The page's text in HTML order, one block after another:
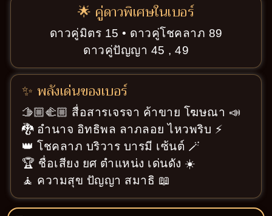
🌟 คู่ดาวพิเศษในเบอร์
ดาวคู่มิตร 15 • ดาวคู่โชคลาภ 89
ดาวคู่ปัญญา 45 , 49
✨ พลังเด่นของเบอร์
🫱🏼‍🫲🏼 สื่อสารเจรจา ค้าขาย โฆษณา 📣
🐉 อำนาจ อิทธิพล ลาภลอย ไหวพริบ ⚡
👑 โชคลาภ บริวาร บารมี เซ้นต์ 🪄
🏆 ชื่อเสียง ยศ ตำแหน่ง เด่นดัง ☀️
🧘 ความสุข ปัญญา สมาธิ 📖